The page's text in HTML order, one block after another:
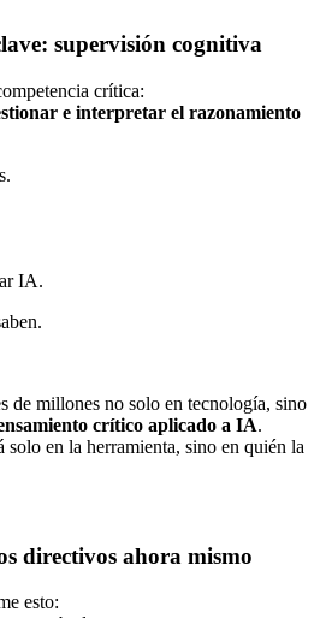
supervisión cognitiva
crítica:
e interpretar el razonamiento
IA.
de millones no solo en tecnología, sino
crítico aplicado a IA.
solo en la herramienta, sino en quién la
directivos ahora mismo
esto: